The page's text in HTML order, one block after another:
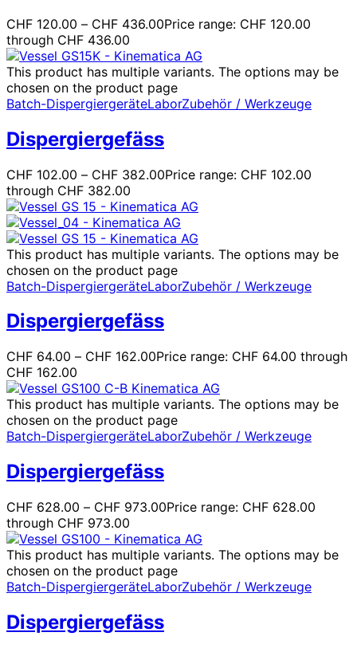
CHF 120.00 – CHF 436.00Price range: CHF 120.00
through CHF 436.00
This product has multiple variants. The options may be
chosen on the product page
Batch-DispergiergeräteLaborZubehör / Werkzeuge
Dispergiergefäss
CHF 102.00 – CHF 382.00Price range: CHF 102.00
through CHF 382.00
This product has multiple variants. The options may be
chosen on the product page
Batch-DispergiergeräteLaborZubehör / Werkzeuge
Dispergiergefäss
CHF 64.00 – CHF 162.00Price range: CHF 64.00 through
CHF 162.00
This product has multiple variants. The options may be
chosen on the product page
Batch-DispergiergeräteLaborZubehör / Werkzeuge
Dispergiergefäss
CHF 628.00 – CHF 973.00Price range: CHF 628.00
through CHF 973.00
This product has multiple variants. The options may be
chosen on the product page
Batch-DispergiergeräteLaborZubehör / Werkzeuge
Dispergiergefäss